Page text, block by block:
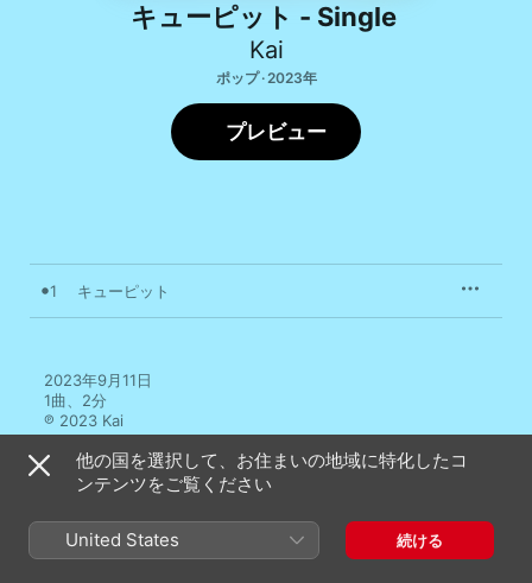
キューピット - Single
Kai
ポップ · 2023年
プレビュー
1 キューピット
2023年9月11日
1曲、2分
℗ 2023 Kai
Kaiのその他の作品
他の国を選択して、お住まいの地域に特化したコ
ンテンツをご覧ください
United States 続ける